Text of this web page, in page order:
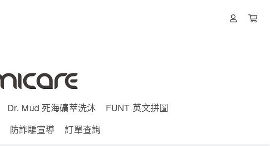
Dr. Mud 死海礦萃洗沐
FUNT 英文拼圖
防詐騙宣導 訂單查詢